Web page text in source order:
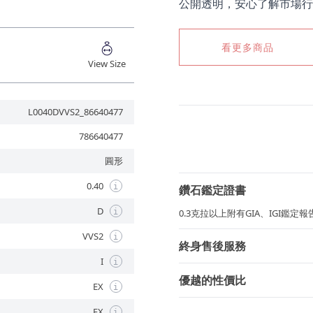
View Size
L0040DVVS2_86640477
786640477
圓形
0.40
i
D i
VVS2 i
I i
EX i
公開透明，安心了解市場
看更多商品
鑽石鑑定證書
0.3克拉以上附有GIA、IGI鑑定
終身售後服務
優越的性價比